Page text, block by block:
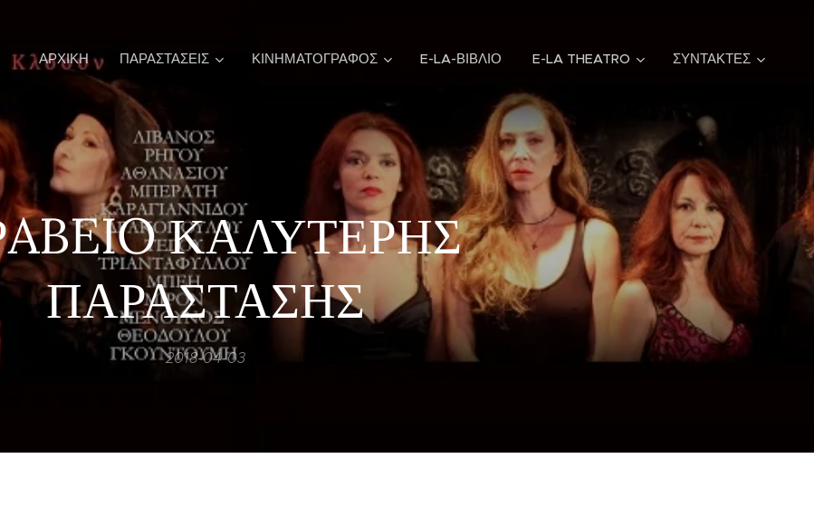
ΑΡΧΙΚΉ ΠΑΡΑΣΤΑΣΕΙΣ ΚΙΝΗΜΑΤΟΓΡΑΦΟΣ E-LA-ΒΙΒΛΙΟ E-LA THEATRO ΣΥΝΤΑΚΤΕΣ
ΚΑΛΥΤΕΡΗΣ
ΠΑΡΑΣΤΑΣΗΣ
2018-04-03